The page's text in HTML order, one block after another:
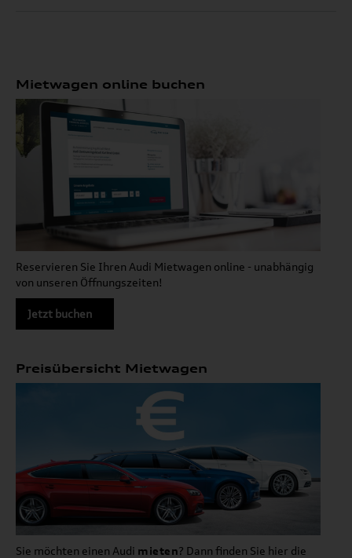
Mietwagen online buchen
Reservieren Sie Ihren Audi Mietwagen online - unabhängig
von unseren Öffnungszeiten!
Jetzt buchen
Preisübersicht Mietwagen
Sie möchten einen Audi mieten? Dann finden Sie hier die